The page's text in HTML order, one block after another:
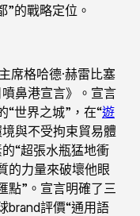
”的戰略定位。
席格哈德·赫雷比塞
鼻港宣言》。宣言
“世界之城”，在“遊
與不受拘束貿易體
“超張水瓶猛地衝
的力量來破壞他眼
點”。宣言明確了三
brand評價“通用語